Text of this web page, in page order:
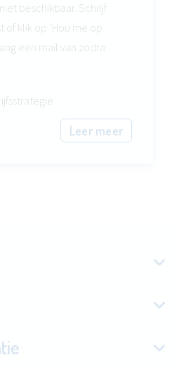
beschikbaar. Schrijf
of klik op ‘Hou me op
een mail van zodra
Leer meer